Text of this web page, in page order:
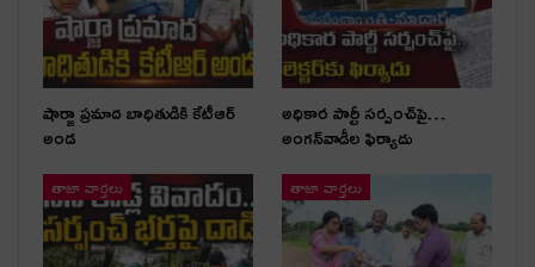
షార్జా ప్రమాద బాధితుడికి కేటీఆర్
అండ
అధికార పార్టీ స‌ర్పంచ్‌పై…
అంగ‌న్‌వాడీల ఫిర్యాదు
తాజా వార్తలు తాజా వార్తలు